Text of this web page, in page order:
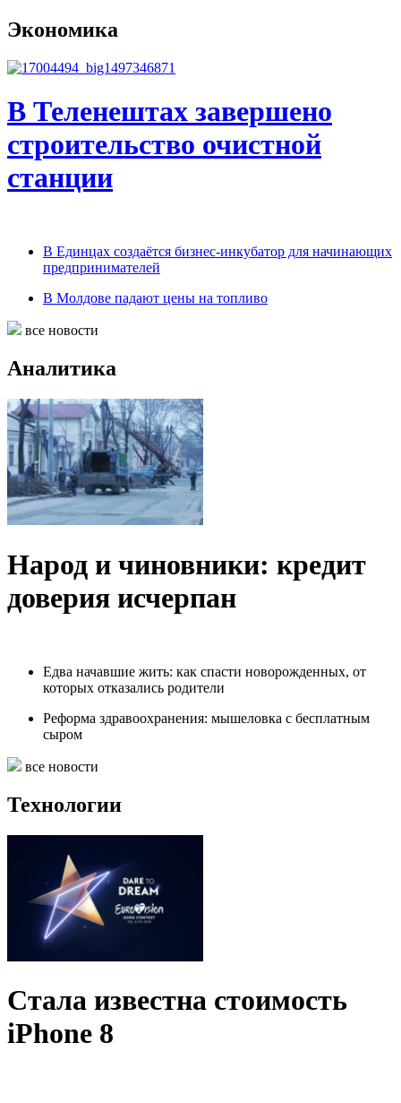
Экономика
В Теленештах завершено
строительство очистной
станции
В Единцах создаётся бизнес-инкубатор для начинающих
предпринимателей
В Молдове падают цены на топливо
все новости
Аналитика
Народ и чиновники: кредит
доверия исчерпан
Едва начавшие жить: как спасти новорожденных, от
которых отказались родители
Реформа здравоохранения: мышеловка с бесплатным
сыром
все новости
Технологии
Стала известна стоимость
iPhone 8